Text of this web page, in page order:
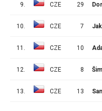
9. CZE 29
10. CZE 7
11. CZE 10
12. CZE 8
13. CZE 13